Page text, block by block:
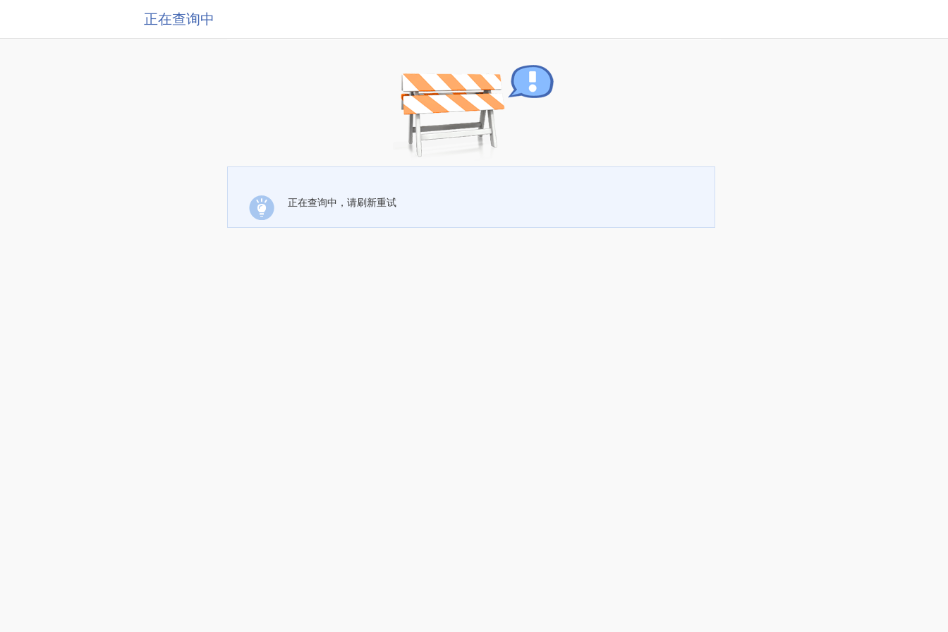
正在查询中
正在查询中，请刷新重试